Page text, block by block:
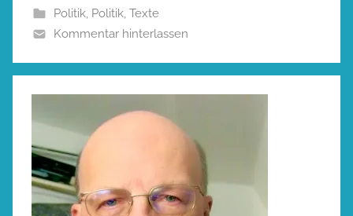
Politik, Politik, Texte
Kommentar hinterlassen